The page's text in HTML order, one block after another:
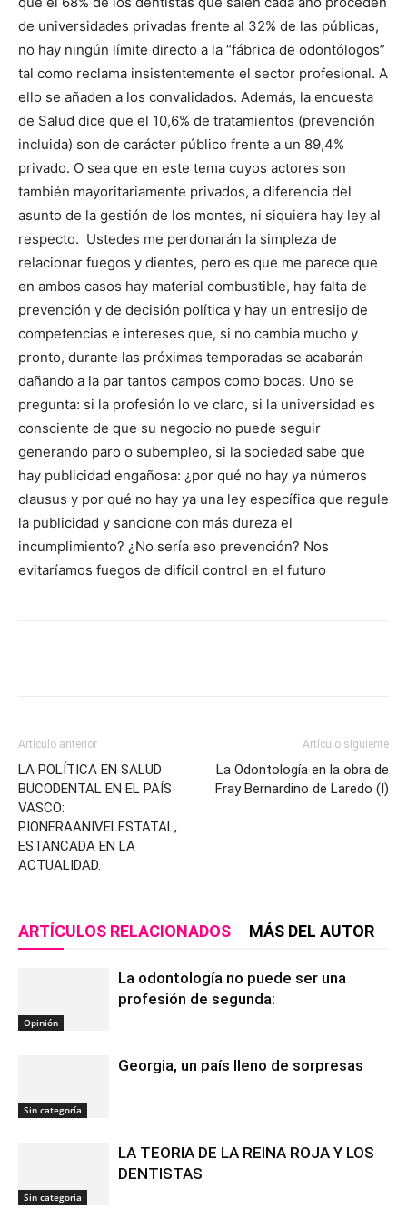
de universidades privadas frente al 32% de las públicas,
no hay ningún límite directo a la “fábrica de odontólogos”
tal como reclama insistentemente el sector profesional. A
ello se añaden a los convalidados. Además, la encuesta
de Salud dice que el 10,6% de tratamientos (prevención
incluida) son de carácter público frente a un 89,4%
privado. O sea que en este tema cuyos actores son
también mayoritariamente privados, a diferencia del
asunto de la gestión de los montes, ni siquiera hay ley al
respecto. Ustedes me perdonarán la simpleza de
relacionar fuegos y dientes, pero es que me parece que
en ambos casos hay material combustible, hay falta de
prevención y de decisión política y hay un entresijo de
competencias e intereses que, si no cambia mucho y
pronto, durante las próximas temporadas se acabarán
dañando a la par tantos campos como bocas. Uno se
pregunta: si la profesión lo ve claro, si la universidad es
consciente de que su negocio no puede seguir
generando paro o subempleo, si la sociedad sabe que
hay publicidad engañosa: ¿por qué no hay ya números
clausus y por qué no hay ya una ley específica que regule
la publicidad y sancione con más dureza el
incumplimiento? ¿No sería eso prevención? Nos
evitaríamos fuegos de difícil control en el futuro
Artículo anterior
LA POLÍTICA EN SALUD
BUCODENTAL EN EL PAÍS
VASCO:
PIONERAANIVELESTATAL,
ESTANCADA EN LA
ACTUALIDAD.
Artículo siguiente
La Odontología en la obra de
Fray Bernardino de Laredo (I)
ARTÍCULOS RELACIONADOS MÁS DEL AUTOR
Opinión
La odontología no puede ser una
profesión de segunda:
Sin categoría
Georgia, un país lleno de sorpresas
Sin categoría
LA TEORIA DE LA REINA ROJA Y LOS
DENTISTAS